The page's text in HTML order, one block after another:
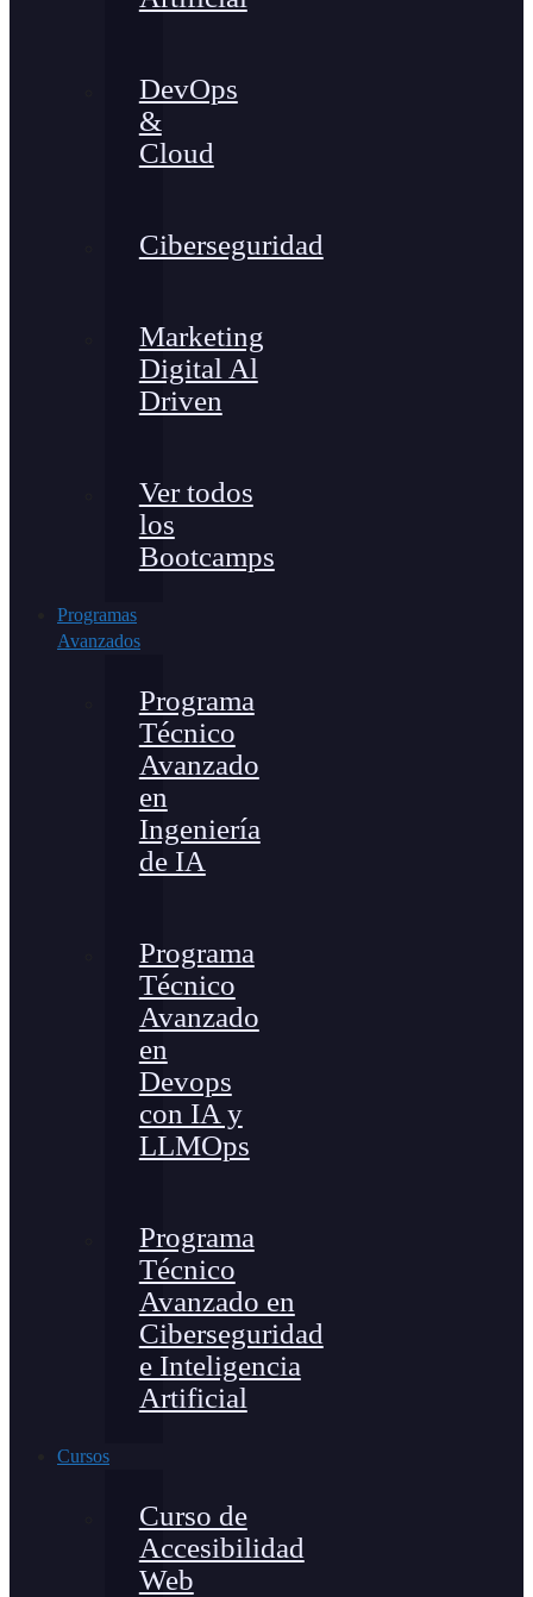
DevOps
&
Cloud
Ciberseguridad
Marketing
Digital Al
Driven
Ver todos
los
Bootcamps
Programas
Avanzados
Programa
Técnico
Avanzado
en
Ingeniería
de IA
Programa
Técnico
Avanzado
en
Devops
con IA y
LLMOps
Programa
Técnico
Avanzado en
Ciberseguridad
e Inteligencia
Artificial
Cursos
Curso de
Accesibilidad
Web